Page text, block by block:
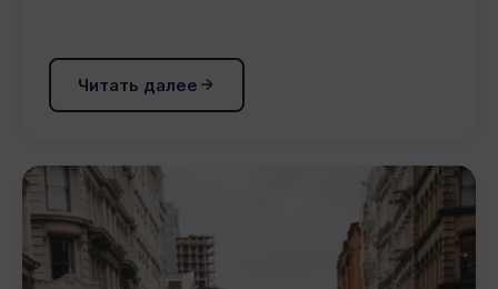
Читать далее